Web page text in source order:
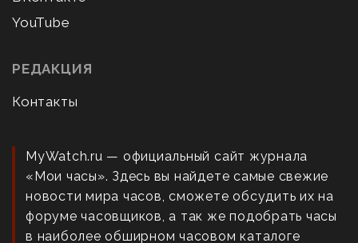
YouTube
РЕДАКЦИЯ
Контакты
MyWatch.ru — официальный сайт журнала
«Мои часы». Здесь вы найдете самые свежие
новости мира часов, сможете обсудить их на
форуме часовщиков, а так же подобрать часы
в наиболее обширном часовом каталоге